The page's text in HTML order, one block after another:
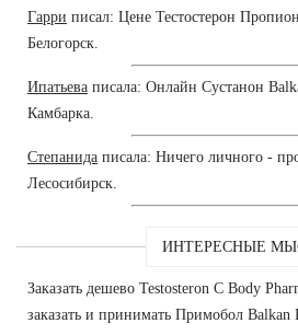
Гарри писал: Цене Тестостерон
Белогорск.
Ипатьева писала: Онлайн Сустанон
Камбарка.
Степанида писала: Ничего личного -
Лесосибирск.
ИНТЕРЕСНЫЕ
Заказать дешево Testosteron C Body
заказать и принимать Примобол